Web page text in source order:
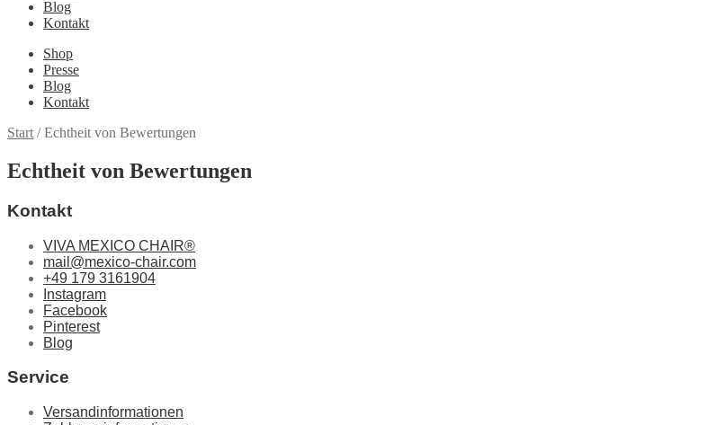
Blog
Kontakt
Shop
Presse
Blog
Kontakt
Start /Echtheit von Bewertungen
Echtheit von Bewertungen
Kontakt
VIVA MEXICO CHAIR®
mail@mexico-chair.com
+49 179 3161904
Instagram
Facebook
Pinterest
Blog
Service
Versandinformationen